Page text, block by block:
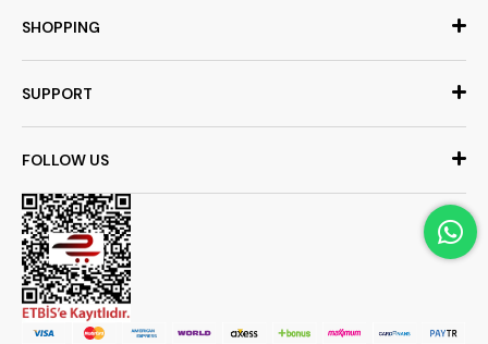
SHOPPING
SUPPORT
FOLLOW US